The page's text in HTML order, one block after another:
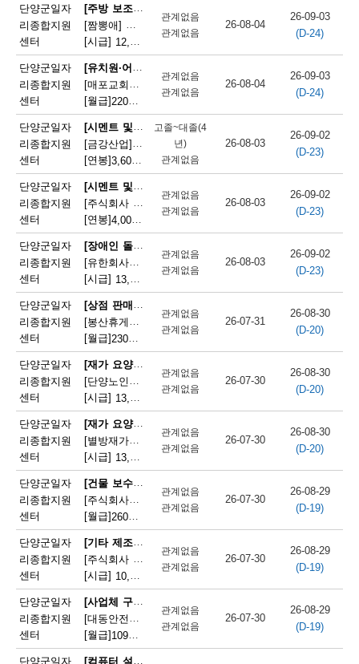
단양군일자
리종합지원
센터
[주방 보조원(일반 음식점)]
[짬뽕애] 주방보조 및 홀서빙 모집
[시급] 12,000원 | 충청북도 단양군 단양읍 별곡8길 6-1
관계없음
관계없음
26-08-04
26-09-03
(D-24)
단양군일자
리종합지원
센터
[유치원·어린이집 급식 조리사]
[매포교회어린이집] 어린이집 조리사(정규직) 채용
[월급] 220만원
관계없음
관계없음
26-08-04
26-09-03
(D-24)
단양군일자
리종합지원
센터
[시멘트 및 광물제품 제조기 조작원]
[금강산업]한일시멘트협력업체 예열직원 모집
[연봉]3,600만원 | 충청북도 단양군 매포읍 매포길 245
고졸~대졸(4
년)
관계없음
26-08-03
26-09-02
(D-23)
단양군일자
리종합지원
센터
[시멘트 및 광물제품 제조기 조작원]
[주식회사 주안] 시멘트 생산 설비 관리
[연봉]4,000만원 | 충청북도 단양군 매포읍 매포길 18
관계없음
관계없음
26-08-03
26-09-02
(D-23)
단양군일자
리종합지원
센터
[장애인 돌봄 종사원]
[유한회사단양돌봄사회서비스센터] 장애인 활동지원사 모집
[시급] 13,100원 | 충청북도 단양군 단양읍 삼봉로 233
관계없음
관계없음
26-08-03
26-09-02
(D-23)
단양군일자
리종합지원
센터
[상점 판매원]
[봉산휴게쉼터] 봉산휴게쉼터 판매원 모집
[월급] 230만원
관계없음
관계없음
26-07-31
26-08-30
(D-20)
단양군일자
리종합지원
센터
[재가 요양보호사]
[단양노인재가복지센터] 단양노인재가복지센터 방문요양 요양선생님 모집
[시급] 13,100원 | 충청북도 단양군 대강면 대강로 71
관계없음
관계없음
26-07-30
26-08-30
(D-20)
단양군일자
리종합지원
센터
[재가 요양보호사]
[별방재가노인복지센터] 별방재가요양복지센터 재가요양보호사 모집
[시급] 13,000원 | 충청북도 단양군 영춘면 별방창원로 417
관계없음
관계없음
26-07-30
26-08-30
(D-20)
단양군일자
리종합지원
센터
[건물 보수원 및 영선원(아파트 기계·전기 시설관리 제외)]
[주식회사국원] 단양두진아파트 영선기사 모집
[월급] 260만원
관계없음
관계없음
26-07-30
26-08-29
(D-19)
단양군일자
리종합지원
센터
[기타 제조 관련 단순 종사원]
[주식회사 어반텍] (주)어반텍 보도블럭 생산직원 모집
[시급] 10,320원 | 충청북도 단양군 매포읍 단양산업단지2로 102
관계없음
관계없음
26-07-30
26-08-29
(D-19)
단양군일자
리종합지원
센터
[사업체 구내식당 급식 조리사]
[대동안전주식회사] 대동안전(주) 단양공장 구내식당 조리사 모집
[월급] 109만원
관계없음
관계없음
26-07-30
26-08-29
(D-19)
단양군일자 [컴퓨터 설치 및 수리원(컴퓨터A/S원)]
군
채
용
정
보